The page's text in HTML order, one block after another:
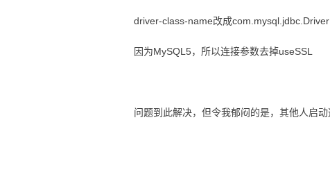
driver-class-name改成com.mysql.jdbc.Driver
因为MySQL5，所以连接参数去掉useSSL
问题到此解决，但令我郁闷的是，其他人启动